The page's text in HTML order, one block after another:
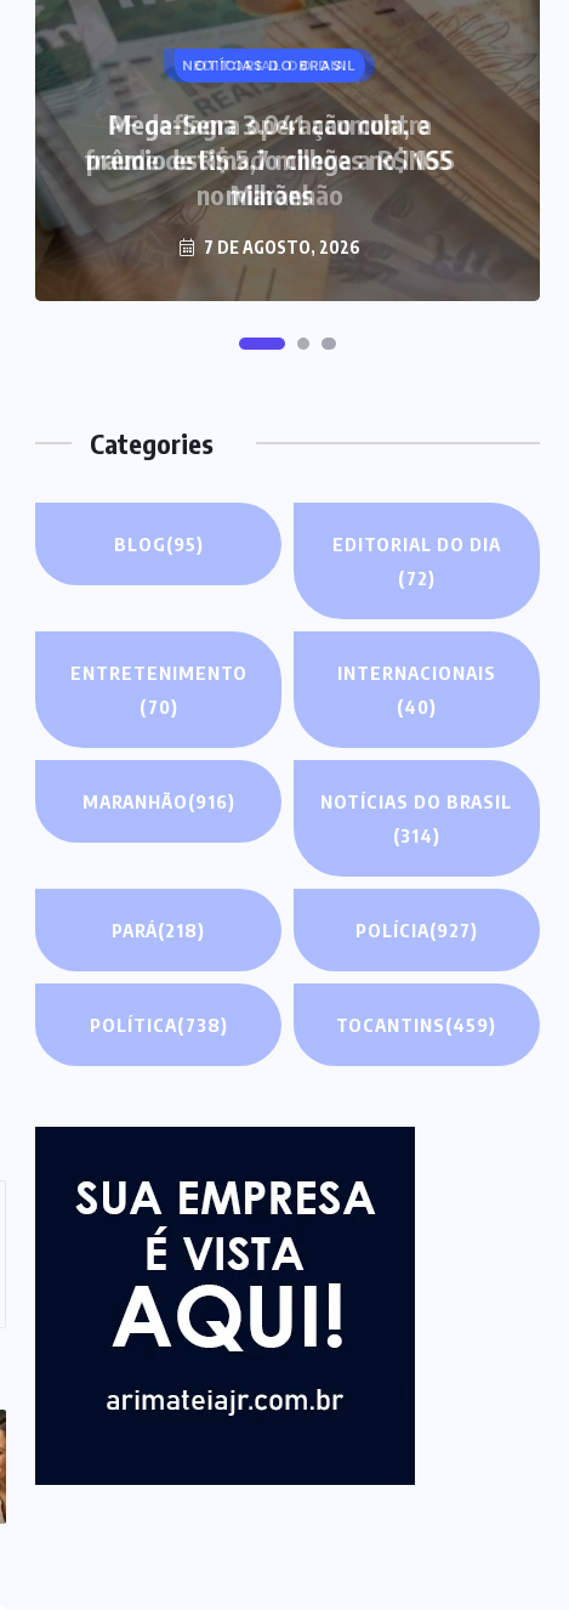
NOTÍCIAS DO BRASIL
Mega-Sena 3.041 acumula, e
prêmio estimado chega a R$ 165
milhões
7 DE AGOSTO, 2026
Categories
BLOG(95)
EDITORIAL DO DIA
(72)
ENTRETENIMENTO
(70)
INTERNACIONAIS
(40)
MARANHÃO(916)
NOTÍCIAS DO BRASIL
(314)
PARÁ(218) POLÍCIA(927)
POLÍTICA(738) TOCANTINS(459)